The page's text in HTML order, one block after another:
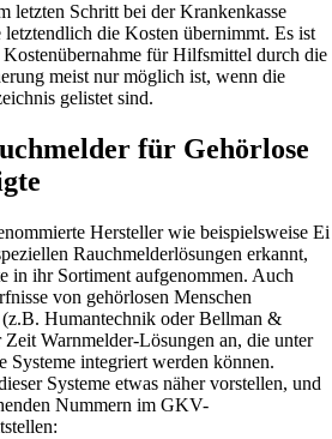
letzten Schritt bei der Krankenkasse
die Kosten übernimmt. Es ist
Kostenübernahme für Hilfsmittel durch die
meist nur möglich ist, wenn die
gelistet sind.
für Gehörlose
Hersteller wie beispielsweise Ei
Rauchmelderlösungen erkannt,
in ihr Sortiment aufgenommen. Auch
von gehörlosen Menschen
(z.B. Humantechnik oder Bellman &
Warnmelder-Lösungen an, die unter
Systeme integriert werden können.
Systeme etwas näher vorstellen, und
Nummern im GKV-